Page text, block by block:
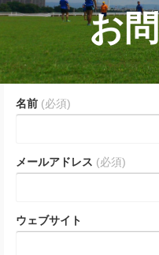
お
名前 (必須)
メールアドレス (必須)
ウェブサイト